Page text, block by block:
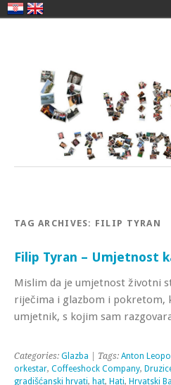
TAG ARCHIVES: FILIP TYRAN
Filip Tyran – Umjetnost
Mislim da je umjetnost životni
riječima i glazbom i pokretom,
umjetnik, s kojim sam
Categories: Glazba | Tags: Anton
orkestar, Coffeeshock Company,
gradišćanski hrvati, hat, Hati, Hrvatski